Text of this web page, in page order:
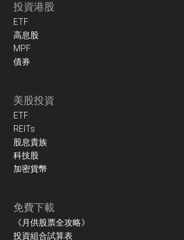
投資港股
ETF
高息股
MPF
債券
美股投資
ETF
REITs
股息貴族
科技股
加密貨幣
免費下載
《月供股票全攻略》
投資組合試算表